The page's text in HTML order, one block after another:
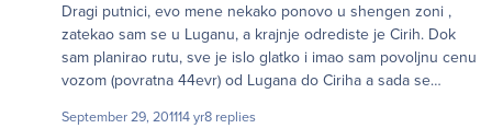
Dragi putnici, evo mene nekako ponovo u shengen zoni ,
zatekao sam se u Luganu, a krajnje odrediste je Cirih. Dok
sam planirao rutu, sve je islo glatko i imao sam povoljnu cenu
vozom (povratna 44evr) od Lugana do Ciriha a sada se
jevtinije da prodjem??
September 29, 201114 yr8 replies